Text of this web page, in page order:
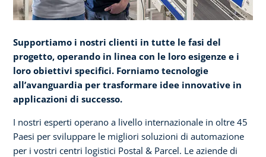
Supportiamo i nostri clienti in tutte le fasi del
progetto, operando in linea con le loro esigenze e i
loro obiettivi specifici. Forniamo tecnologie
all’avanguardia per trasformare idee innovative in
applicazioni di successo.
I nostri esperti operano a livello internazionale in oltre 45
Paesi per sviluppare le migliori soluzioni di automazione
per i vostri centri logistici Postal & Parcel. Le aziende di